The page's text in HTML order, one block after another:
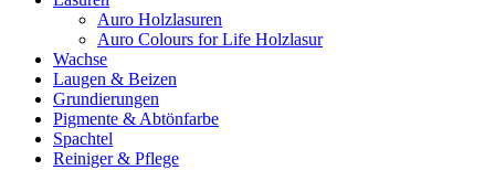
Auro Holzlasuren
Auro Colours for Life Holzlasur
Wachse
Laugen & Beizen
Grundierungen
Pigmente & Abtönfarbe
Spachtel
Reiniger & Pflege